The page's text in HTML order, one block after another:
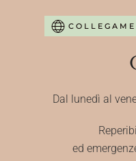
Dal lunedì al
ed